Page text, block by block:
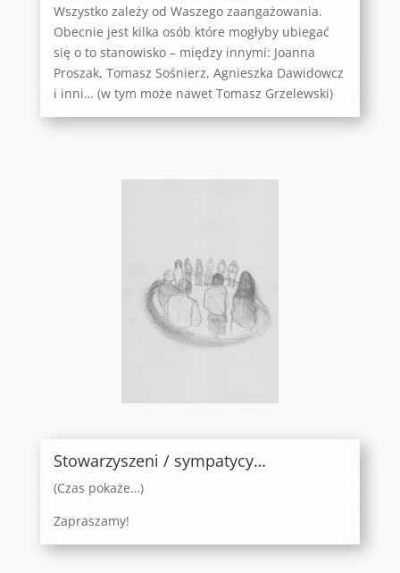
Wszystko zależy od Waszego zaangażowania.
Obecnie jest kilka osób które mogłyby ubiegać
się o to stanowisko – między innymi: Joanna
Proszak, Tomasz Sośnierz, Agnieszka Dawidowcz
i inni… (w tym może nawet Tomasz Grzelewski)
Stowarzyszeni / sympatycy…
(Czas pokaże…)
Zapraszamy!